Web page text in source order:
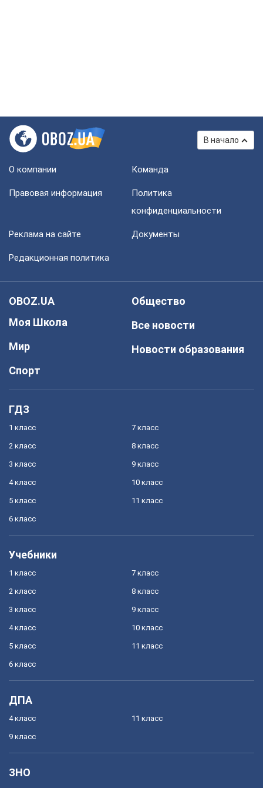
В начало
О компании Команда
Правовая информация
Политика
конфиденциальности
Реклама на сайте Документы
Редакционная политика
OBOZ.UA
Моя Школа
Мир
Спорт
Общество
Все новости
Новости образования
ГДЗ
1 класс
2 класс
3 класс
4 класс
5 класс
6 класс
7 класс
8 класс
9 класс
10 класс
11 класс
Учебники
1 класс
2 класс
3 класс
4 класс
5 класс
6 класс
7 класс
8 класс
9 класс
10 класс
11 класс
ДПА
4 класс
9 класс
11 класс
ЗНО